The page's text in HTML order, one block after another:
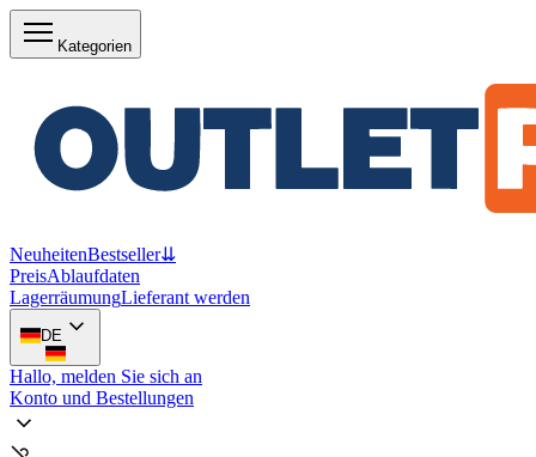
Kategorien
NeuheitenBestseller⇊
PreisAblaufdaten
LagerräumungLieferant werden
DE
Hallo, melden Sie sich an
Konto und Bestellungen